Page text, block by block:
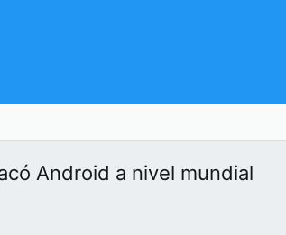
Android a nivel mundial